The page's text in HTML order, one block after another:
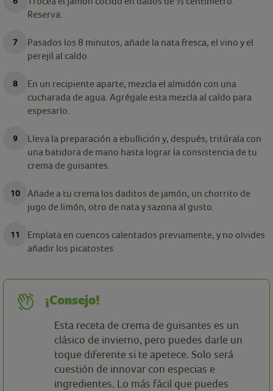
Reserva.
Pasados los 8 minutos, añade la nata fresca, el vino y el
perejil al caldo.
En un recipiente aparte, mezcla el almidón con una
cucharada de agua. Agrégale esta mezcla al caldo para
espesarlo.
Lleva la preparación a ebullición y, después, tritúrala con
una batidora de mano hasta lograr la consistencia de tu
crema de guisantes.
Añade a tu crema los daditos de jamón, un chorrito de
jugo de limón, otro de nata y sazona al gusto.
Emplata en cuencos calentados previamente, y no olvides
añadir los picatostes.
¡Consejo!
Esta receta de crema de guisantes es un
clásico de invierno, pero puedes darle un
toque diferente si te apetece. Solo será
cuestión de innovar con especias e
ingredientes. Lo más fácil que puedes